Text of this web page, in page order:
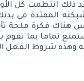
ذلك انتظمت كل
الممتدة في
هناك فكرة ملحة
تماما بما تقوم
وهذه شروط الفعل